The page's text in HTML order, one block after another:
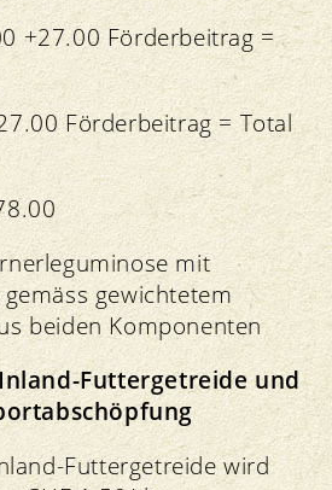
+27.00 Förderbeitrag =
Förderbeitrag = Total
mit
gewichtetem
beiden Komponenten
Futtergetreide und
Futtergetreide wird